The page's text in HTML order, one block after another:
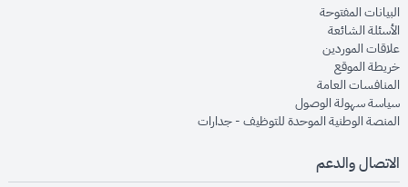
البيانات المفتوحةopens in new window
الأسئلة الشائعةopens in new window
علاقات الموردينopens in new window
خريطة الموقعopens in new window
المنافسات العامةopens in new window
سياسة سهولة الوصولopens in new window
المنصة الوطنية الموحدة للتوظيف - جداراتopens in new window
الاتصال والدعم